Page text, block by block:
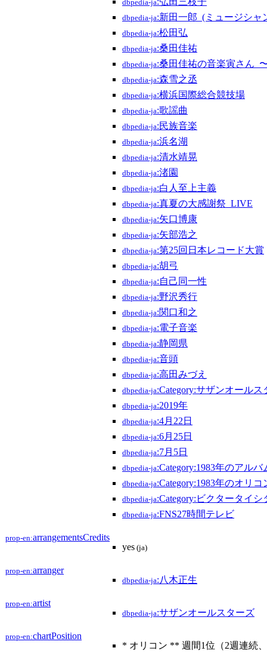
dbpedia-ja
dbpedia-ja:新田一郎_(ミュージシャ
dbpedia-ja:松田弘
dbpedia-ja:桑田佳祐
dbpedia-ja:桑田佳祐の音楽寅さん_
dbpedia-ja:森雪之丞
dbpedia-ja:横浜国際総合競技場
dbpedia-ja:歌謡曲
dbpedia-ja:民族音楽
dbpedia-ja:浜名湖
dbpedia-ja:清水靖晃
dbpedia-ja:渚園
dbpedia-ja:白人至上主義
dbpedia-ja:真夏の大感謝祭_LIVE
dbpedia-ja:矢口博康
dbpedia-ja:矢部浩之
dbpedia-ja:第25回日本レコード大賞
dbpedia-ja:胡弓
dbpedia-ja:自己同一性
dbpedia-ja:野沢秀行
dbpedia-ja:関口和之
dbpedia-ja:電子音楽
dbpedia-ja:静岡県
dbpedia-ja:音頭
dbpedia-ja:高田みづえ
dbpedia-ja:Category:サザンオール
dbpedia-ja:2019年
dbpedia-ja:4月22日
dbpedia-ja:6月25日
dbpedia-ja:7月5日
dbpedia-ja:Category:1983年のアルバ
dbpedia-ja:Category:1983年のオリ
dbpedia-ja:Category:ビクタータイ
dbpedia-ja:FNS27時間テレビ
prop-en:arrangementsCredits
yes (ja)
prop-en:arranger
dbpedia-ja:八木正生
prop-en:artist
dbpedia-ja:サザンオールスターズ
prop-en:chartPosition
* オリコン ** 週間1位（2週連続